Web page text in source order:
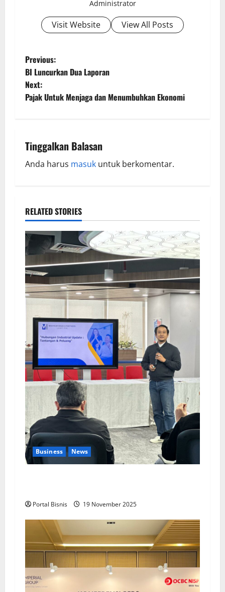
Administrator
Visit Website View All Posts
Previous:
BI Luncurkan Dua Laporan
Next:
Pajak Untuk Menjaga dan Menumbuhkan Ekonomi
Tinggalkan Balasan
Anda harus masuk untuk berkomentar.
RELATED STORIES
Business News
Portal Bisnis 19 November 2025